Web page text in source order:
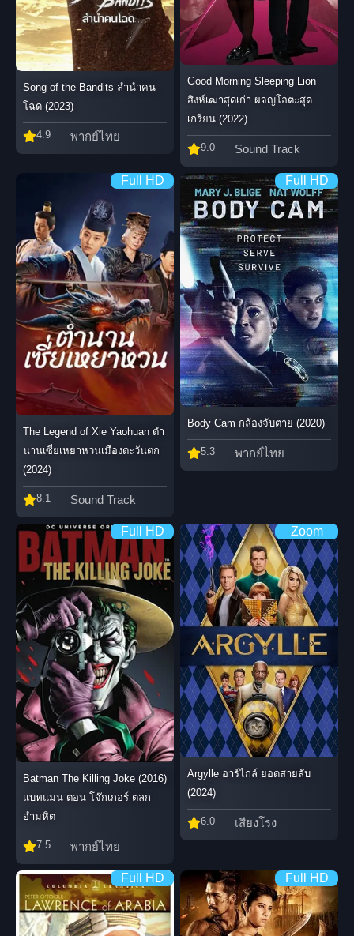
Song of the Bandits ลำนำคน
โฉด (2023)
4.9 พากย์ไทย
Good Morning Sleeping Lion
สิงห์เฒ่าสุดเก๋า ผจญโอตะสุด
เกรียน (2022)
9.0 Sound Track
Full HD
The Legend of Xie Yaohuan ตำ
นานเซี่ยเหยาหวนเมืองตะวันตก
(2024)
8.1 Sound Track
Full HD
Body Cam กล้องจับตาย (2020)
5.3 พากย์ไทย
Full HD
Batman The Killing Joke (2016)
แบทแมน ตอน โจ๊กเกอร์ ตลก
อำมหิต
7.5 พากย์ไทย
Zoom
Argylle อาร์ไกล์ ยอดสายลับ
(2024)
6.0 เสียงโรง
Full HD Full HD